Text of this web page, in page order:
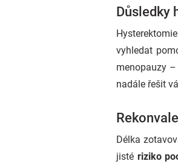
Důsledky
vyhledat
menopauzy
nadále řešit
Délka
jisté riziko